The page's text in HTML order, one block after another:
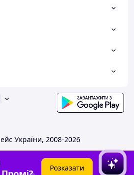
України, 2008-2026
Розказати